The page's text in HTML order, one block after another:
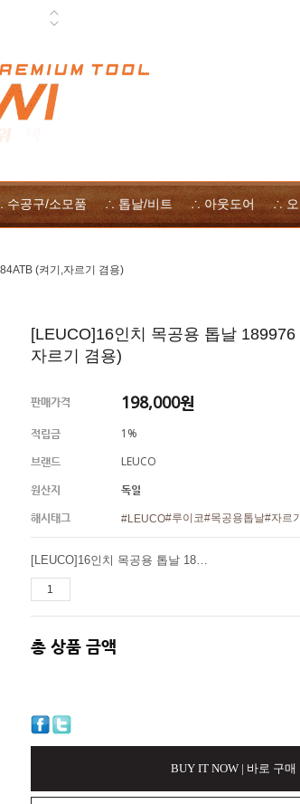
즉시
드
수공구/소모품 ∴ 톱날/비트 ∴ 아웃도어 ∴ 오
(켜기,자르기 겸용)
[LEUCO]16인치 목공용 톱날
자르기 겸용)
판매가격 198,000원
적립금
1%
브랜드
LEUCO
원산지
독일
해시태그
#LEUCO#루이코#목공용톱날#자르기
[LEUCO]16인치 목공용 톱날 189976 D400 x 3.5 x 30 Z=84ATB (켜기,자르기 겸용)
총 상품 금액
BUY IT NOW | 바로 구매